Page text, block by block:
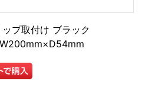
プ取付け ブラック